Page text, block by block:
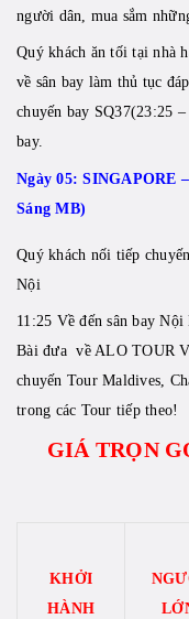
người dân, mua sắm
Quý khách ăn tối tại nhà
về sân bay làm thủ tục
chuyến bay SQ37(23:25
bay.
Ngày 05:
Sáng MB)
Quý khách nối tiếp
Nội
11:25 Về đến sân bay
Bài đưa về ALO TOUR
chuyến Tour Maldives,
trong các Tour tiếp theo!
GIÁ TRỌN
KHỞI
HÀNH